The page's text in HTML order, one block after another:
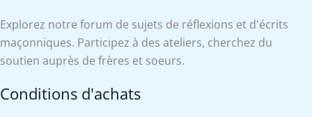
Explorez notre forum de sujets de réflexions et d'écrits
maçonniques. Participez à des ateliers, cherchez du
soutien auprès de frères et soeurs.
Conditions d'achats